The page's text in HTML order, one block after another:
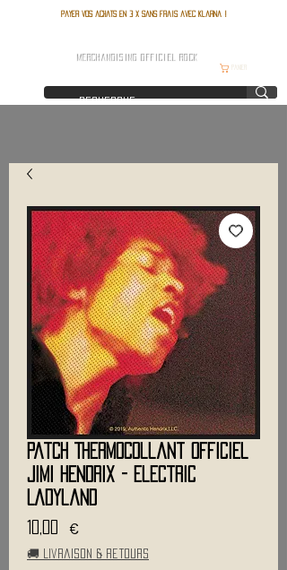
Payer vos achats en 3 x sans frais avec Klarna !
MERCHANDISING OFFICIEL ROCK
Patch Thermocollant Officiel
JIMI HENDRIX - Electric
Ladyland
10,00 €
🚚 Livraison & retours